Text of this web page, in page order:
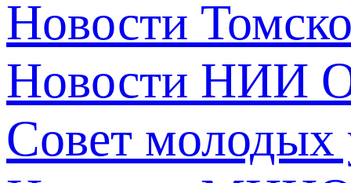
Новости
Новости НИИ
Совет молодых